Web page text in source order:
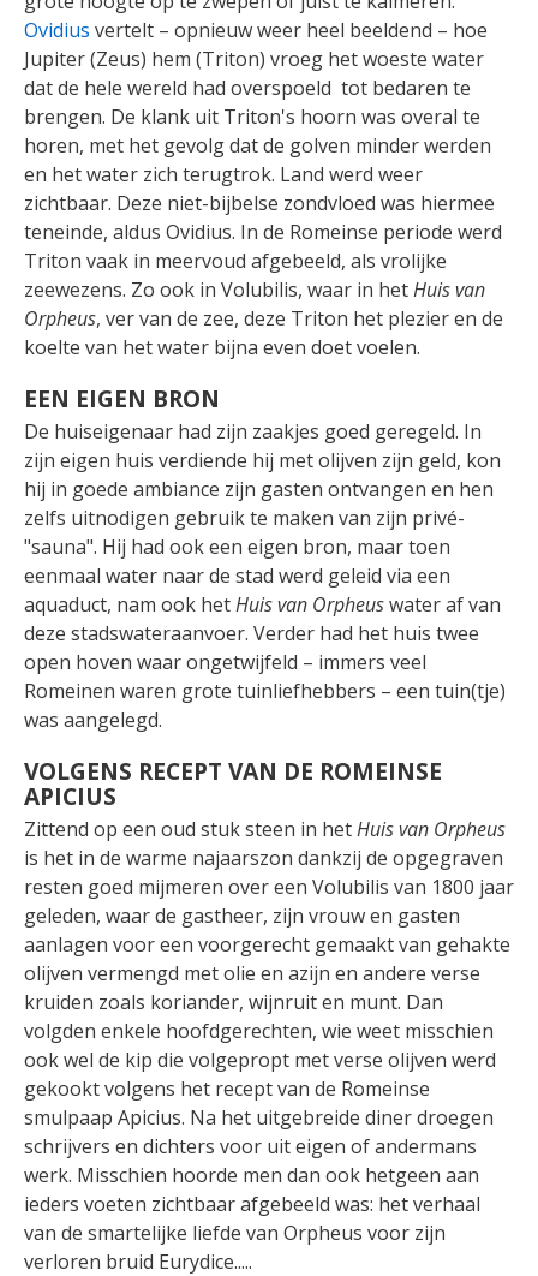
Ovidius vertelt – opnieuw weer heel beeldend – hoe
Jupiter (Zeus) hem (Triton) vroeg het woeste water
dat de hele wereld had overspoeld tot bedaren te
brengen. De klank uit Triton's hoorn was overal te
horen, met het gevolg dat de golven minder werden
en het water zich terugtrok. Land werd weer
zichtbaar. Deze niet-bijbelse zondvloed was hiermee
teneinde, aldus Ovidius. In de Romeinse periode werd
Triton vaak in meervoud afgebeeld, als vrolijke
zeewezens. Zo ook in Volubilis, waar in hetHuis van
Orpheus, ver van de zee, deze Triton het plezier en de
koelte van het water bijna even doet voelen.
EEN EIGEN BRON
De huiseigenaar had zijn zaakjes goed geregeld. In
zijn eigen huis verdiende hij met olijven zijn geld, kon
hij in goede ambiance zijn gasten ontvangen en hen
zelfs uitnodigen gebruik te maken van zijn privé-
"sauna". Hij had ook een eigen bron, maar toen
eenmaal water naar de stad werd geleid via een
aquaduct, nam ook hetHuis van Orpheuswater af van
deze stadswateraanvoer. Verder had het huis twee
open hoven waar ongetwijfeld – immers veel
Romeinen waren grote tuinliefhebbers – een tuin(tje)
was aangelegd.
VOLGENS RECEPT VAN DE ROMEINSE
APICIUS
Zittend op een oud stuk steen in hetHuis van Orpheus
is het in de warme najaarszon dankzij de opgegraven
resten goed mijmeren over een Volubilis van 1800 jaar
geleden, waar de gastheer, zijn vrouw en gasten
aanlagen voor een voorgerecht gemaakt van gehakte
olijven vermengd met olie en azijn en andere verse
kruiden zoals koriander, wijnruit en munt. Dan
volgden enkele hoofdgerechten, wie weet misschien
ook wel de kip die volgepropt met verse olijven werd
gekookt volgens het recept van de Romeinse
smulpaap Apicius. Na het uitgebreide diner droegen
schrijvers en dichters voor uit eigen of andermans
werk. Misschien hoorde men dan ook hetgeen aan
ieders voeten zichtbaar afgebeeld was: het verhaal
van de smartelijke liefde van Orpheus voor zijn
verloren bruid Eurydice.....